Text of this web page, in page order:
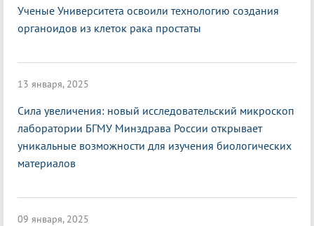
Ученые Университета освоили технологию создания
органоидов из клеток рака простаты
13 января, 2025
Сила увеличения: новый исследовательский микроскоп
лаборатории БГМУ Минздрава России открывает
уникальные возможности для изучения биологических
материалов
09 января, 2025